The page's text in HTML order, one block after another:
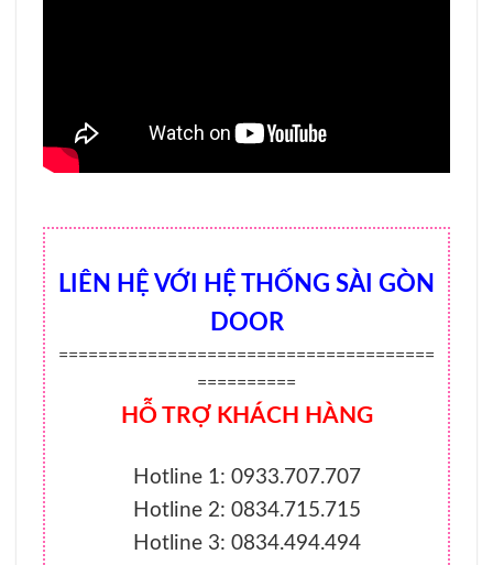
LIÊN HỆ VỚI HỆ THỐNG SÀI GÒN
DOOR
======================================
==========
HỖ TRỢ KHÁCH HÀNG
Hotline 1: 0933.707.707
Hotline 2: 0834.715.715
Hotline 3: 0834.494.494